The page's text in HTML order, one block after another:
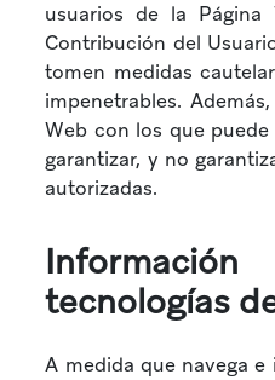
usuarios de la
Contribución del
tomen medidas
impenetrables.
Web con los que
garantizar, y no
autorizadas.
tecnologías
A medida que navega